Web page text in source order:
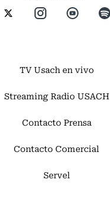
TV Usach en vivo
Streaming Radio USACH
Contacto Prensa
Contacto Comercial
Servel